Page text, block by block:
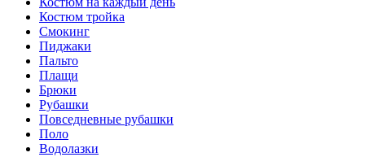
Костюм тройка
Смокинг
Пиджаки
Пальто
Плащи
Брюки
Рубашки
Повседневные рубашки
Поло
Водолазки